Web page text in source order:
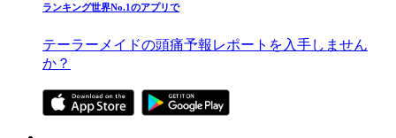
ランキング世界No.1のアプリで
テーラーメイドの頭痛予報レポートを入手しません
か？